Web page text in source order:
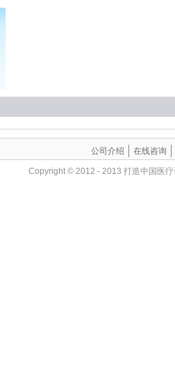
公司介绍 在线咨询
Copyright © 2012 - 2013 打造中国医